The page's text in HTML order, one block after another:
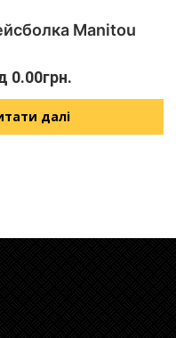
Manitou
0.00грн.
далі